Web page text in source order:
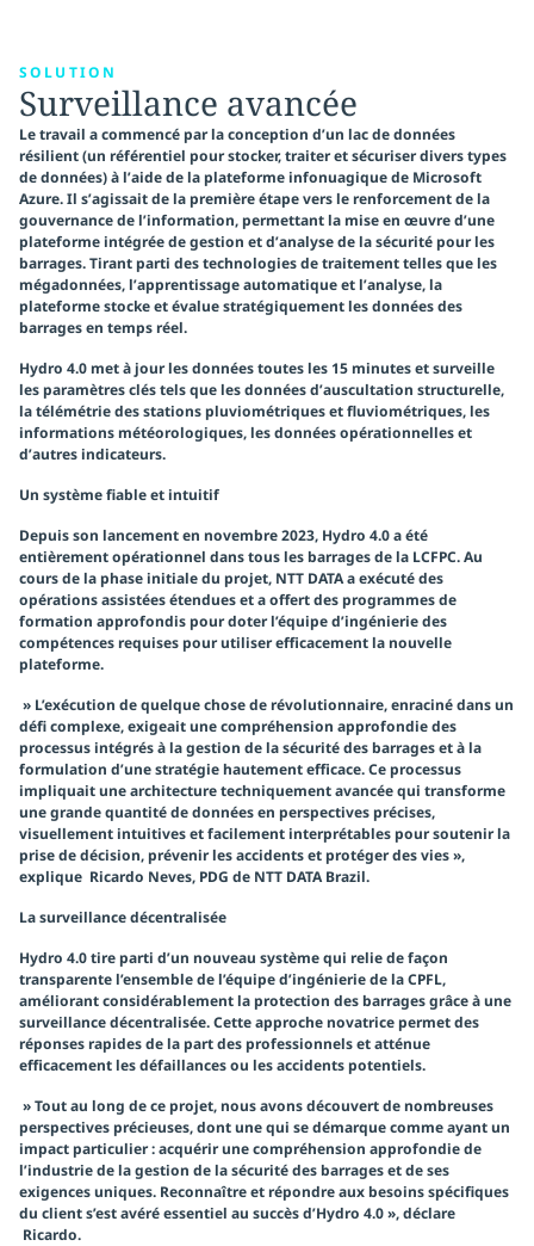
SOLUTION
Surveillance avancée
Le travail a commencé par la conception d’un lac de données
résilient (un référentiel pour stocker, traiter et sécuriser divers types
de données) à l’aide de la plateforme infonuagique de Microsoft
Azure. Il s’agissait de la première étape vers le renforcement de la
gouvernance de l’information, permettant la mise en œuvre d’une
plateforme intégrée de gestion et d’analyse de la sécurité pour les
barrages. Tirant parti des technologies de traitement telles que les
mégadonnées, l’apprentissage automatique et l’analyse, la
plateforme stocke et évalue stratégiquement les données des
barrages en temps réel.
Hydro 4.0 met à jour les données toutes les 15 minutes et surveille
les paramètres clés tels que les données d’auscultation structurelle,
la télémétrie des stations pluviométriques et fluviométriques, les
informations météorologiques, les données opérationnelles et
d’autres indicateurs.
Un système fiable et intuitif
Depuis son lancement en novembre 2023, Hydro 4.0 a été
entièrement opérationnel dans tous les barrages de la LCFPC. Au
cours de la phase initiale du projet, NTT DATA a exécuté des
opérations assistées étendues et a offert des programmes de
formation approfondis pour doter l’équipe d’ingénierie des
compétences requises pour utiliser efficacement la nouvelle
plateforme.
» L’exécution de quelque chose de révolutionnaire, enraciné dans un
défi complexe, exigeait une compréhension approfondie des
processus intégrés à la gestion de la sécurité des barrages et à la
formulation d’une stratégie hautement efficace. Ce processus
impliquait une architecture techniquement avancée qui transforme
une grande quantité de données en perspectives précises,
visuellement intuitives et facilement interprétables pour soutenir la
prise de décision, prévenir les accidents et protéger des vies »,
explique Ricardo Neves, PDG de NTT DATA Brazil.
La surveillance décentralisée
Hydro 4.0 tire parti d’un nouveau système qui relie de façon
transparente l’ensemble de l’équipe d’ingénierie de la CPFL,
améliorant considérablement la protection des barrages grâce à une
surveillance décentralisée. Cette approche novatrice permet des
réponses rapides de la part des professionnels et atténue
efficacement les défaillances ou les accidents potentiels.
» Tout au long de ce projet, nous avons découvert de nombreuses
perspectives précieuses, dont une qui se démarque comme ayant un
impact particulier : acquérir une compréhension approfondie de
l’industrie de la gestion de la sécurité des barrages et de ses
exigences uniques. Reconnaître et répondre aux besoins spécifiques
du client s’est avéré essentiel au succès d’Hydro 4.0 », déclare
Ricardo.